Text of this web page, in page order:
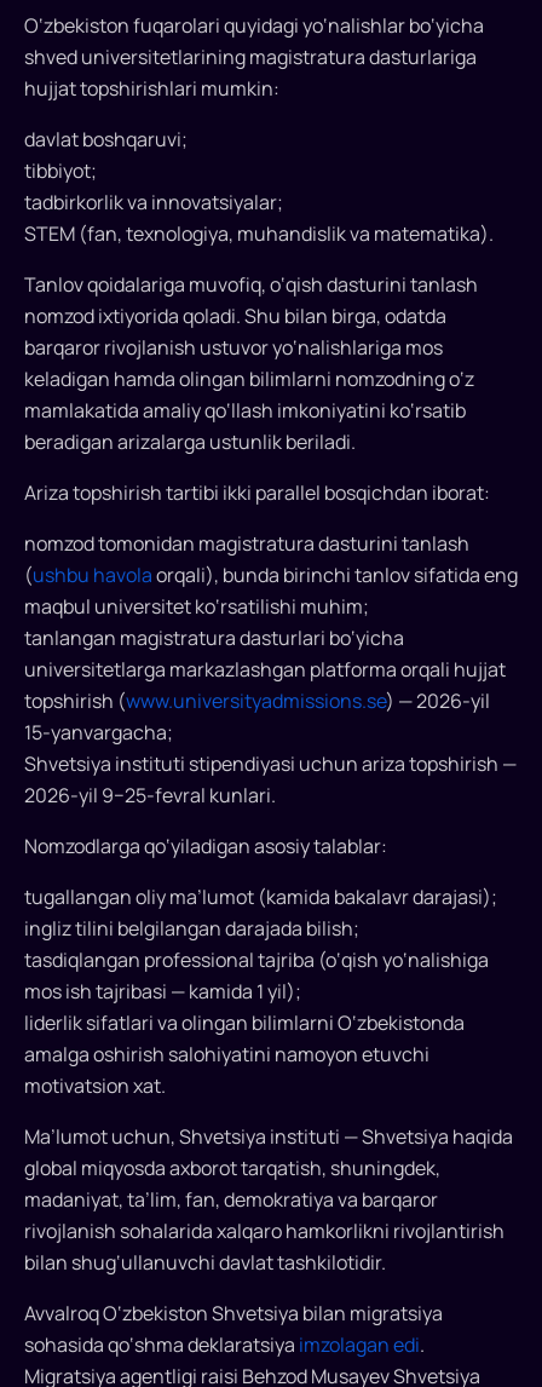
dasturi
doirasida
grant
beriladigan
davlatlar
ro‘yxatiga
kiritildi.
Dastur
Shvetsiyaning
yetakchi
OTMlarida
ingliz
tilidagi
magistratura
dasturlarini
qamrab
oladi.
Arizalar
yanvargacha
qabul
qilinadi.
O‘zbekiston fuqarolari quyidagi yo‘nalishlar bo‘yicha
shved universitetlarining magistratura dasturlariga
hujjat topshirishlari mumkin:
davlat boshqaruvi;
tibbiyot;
tadbirkorlik va innovatsiyalar;
STEM (fan, texnologiya, muhandislik va matematika).
Tanlov qoidalariga muvofiq, o‘qish dasturini tanlash
nomzod ixtiyorida qoladi. Shu bilan birga, odatda
barqaror rivojlanish ustuvor yo‘nalishlariga mos
keladigan hamda olingan bilimlarni nomzodning o‘z
mamlakatida amaliy qo‘llash imkoniyatini ko‘rsatib
beradigan arizalarga ustunlik beriladi.
Ariza topshirish tartibi ikki parallel bosqichdan iborat:
nomzod tomonidan magistratura dasturini tanlash
(ushbu havolaorqali), bunda birinchi tanlov sifatida eng
maqbul universitet ko‘rsatilishi muhim;
tanlangan magistratura dasturlari bo‘yicha
universitetlarga markazlashgan platforma orqali hujjat
topshirish (www.universityadmissions.se) — 2026-yil
15-yanvargacha;
Shvetsiya instituti stipendiyasi uchun ariza topshirish —
2026-yil 9−25-fevral kunlari.
Nomzodlarga qo‘yiladigan asosiy talablar:
tugallangan oliy ma’lumot (kamida bakalavr darajasi);
ingliz tilini belgilangan darajada bilish;
tasdiqlangan professional tajriba (o‘qish yo‘nalishiga
mos ish tajribasi — kamida 1 yil);
liderlik sifatlari va olingan bilimlarni O‘zbekistonda
amalga oshirish salohiyatini namoyon etuvchi
motivatsion xat.
Ma’lumot uchun, Shvetsiya instituti — Shvetsiya haqida
global miqyosda axborot tarqatish, shuningdek,
madaniyat, ta’lim, fan, demokratiya va barqaror
rivojlanish sohalarida xalqaro hamkorlikni rivojlantirish
bilan shug‘ullanuvchi davlat tashkilotidir.
Avvalroq O‘zbekiston Shvetsiya bilan migratsiya
sohasida qo‘shma deklaratsiya imzolagan edi.
Migratsiya agentligi raisi Behzod Musayev Shvetsiya